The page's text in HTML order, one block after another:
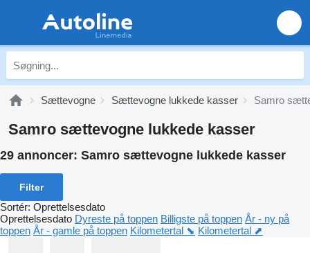
Sættevogne Sættevogne lukkede kasser Samro
Samro sættevogne lukkede kasser
29 annoncer: Samro sættevogne lukkede kasser
Filter
Sortér: Oprettelsesdato
Oprettelsesdato Dyreste på toppen Billigste på toppen År - ny på
toppen År - gamle på toppen Kilometertal ⬊ Kilometertal ⬈